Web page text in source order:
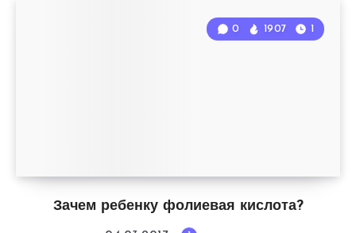
Зачем ребенку фолиевая кислота?
0 1907 1